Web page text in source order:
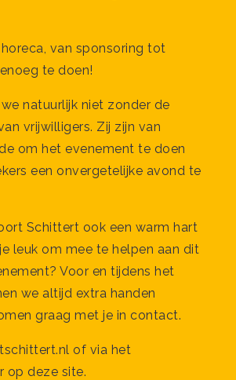
van sponsoring tot
te doen!
natuurlijk niet zonder de
vrijwilligers. Zij zijn van
om het evenement te doen
een onvergetelijke avond te
Schittert ook een warm hart
leuk om mee te helpen aan dit
Voor en tijdens het
we altijd extra handen
graag met je in contact.
of via het
op deze site.